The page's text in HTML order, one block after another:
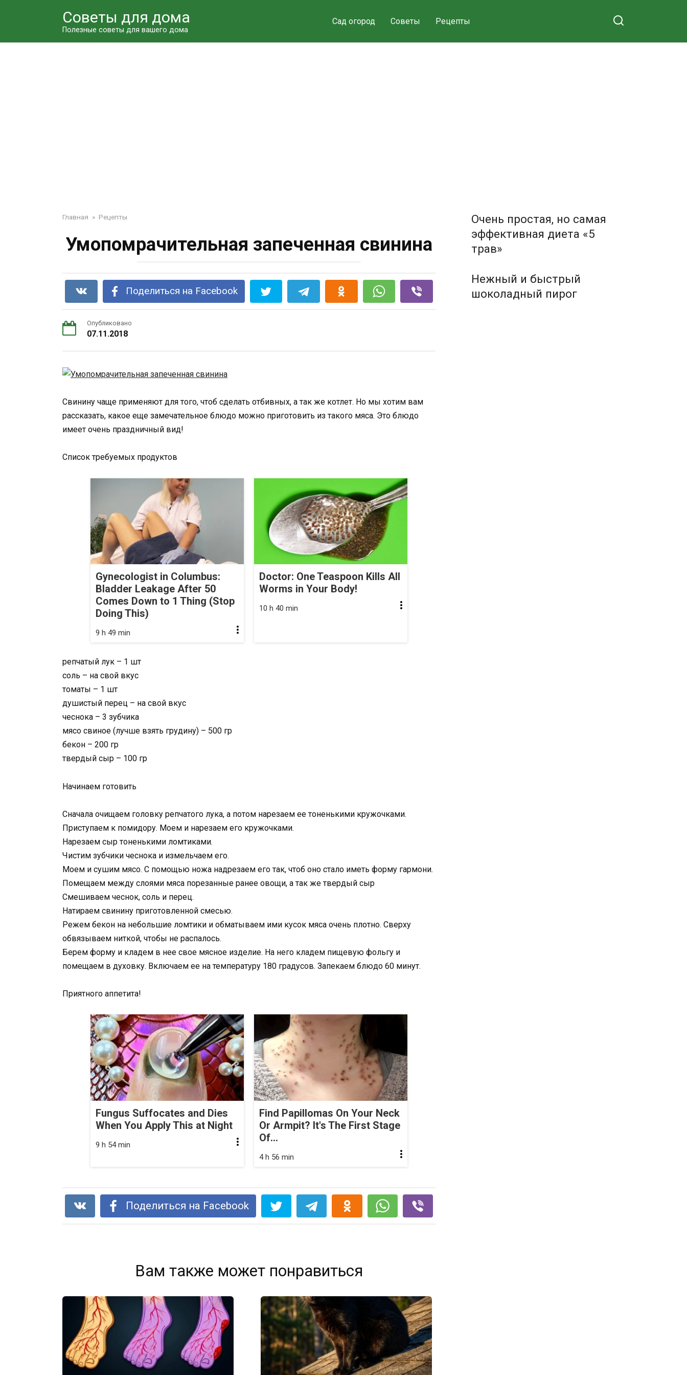
Советы для дома
Полезные советы для вашего дома
Сад огород Советы Рецепты
Главная » Рецепты
Умопомрачительная запеченная свинина
Поделиться на Facebook
Опубликовано
07.11.2018
Свинину чаще применяют для того, чтоб сделать отбивных, а так же котлет. Но мы хотим вам
рассказать, какое еще замечательное блюдо можно приготовить из такого мяса. Это блюдо
имеет очень праздничный вид!
Список требуемых продуктов
Gynecologist in Columbus:
Bladder Leakage After 50
Comes Down to 1 Thing (Stop
Doing This)
9 h 49 min
Doctor: One Teaspoon Kills All
Worms in Your Body!
10 h 40 min
репчатый лук – 1 шт
соль – на свой вкус
томаты – 1 шт
душистый перец – на свой вкус
чеснока – 3 зубчика
мясо свиное (лучше взять грудину) – 500 гр
бекон – 200 гр
твердый сыр – 100 гр
Начинаем готовить
Сначала очищаем головку репчатого лука, а потом нарезаем ее тоненькими кружочками.
Приступаем к помидору. Моем и нарезаем его кружочками.
Нарезаем сыр тоненькими ломтиками.
Чистим зубчики чеснока и измельчаем его.
Моем и сушим мясо. С помощью ножа надрезаем его так, чтоб оно стало иметь форму гармони.
Помещаем между слоями мяса порезанные ранее овощи, а так же твердый сыр
Смешиваем чеснок, соль и перец.
Натираем свинину приготовленной смесью.
Режем бекон на небольшие ломтики и обматываем ими кусок мяса очень плотно. Сверху
обвязываем ниткой, чтобы не распалось.
Берем форму и кладем в нее свое мясное изделие. На него кладем пищевую фольгу и
помещаем в духовку. Включаем ее на температуру 180 градусов. Запекаем блюдо 60 минут.
Приятного аппетита!
Fungus Suffocates and Dies
When You Apply This at Night
9 h 54 min
Find Papillomas On Your Neck
Or Armpit? It's The First Stage
Of...
4 h 56 min
Поделиться на Facebook
Вам также может понравиться
Очень простая, но самая
эффективная диета «5
трав»
Нежный и быстрый
шоколадный пирог